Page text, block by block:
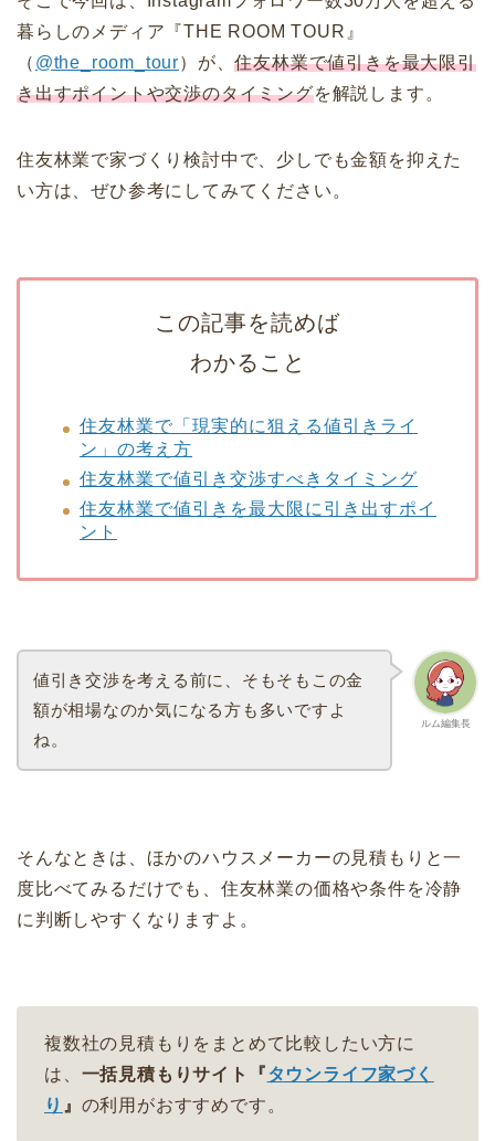
暮らしのメディア『THE ROOM TOUR』
（ @the_room_tour）が、住友林業で値引きを最大限引
き出すポイントや交渉のタイミングを解説します。
住友林業で家づくり検討中で、少しでも金額を抑えた
い方は、ぜひ参考にしてみてください。
この記事を読めば
わかること
住友林業で「現実的に狙える値引きライ
ン」の考え方
住友林業で値引き交渉すべきタイミング
住友林業で値引きを最大限に引き出すポイ
ント
ルム編集長
値引き交渉を考える前に、そもそもこの金
額が相場なのか気になる方も多いですよ
ね。
そんなときは、ほかのハウスメーカーの見積もりと一
度比べてみるだけでも、住友林業の価格や条件を冷静
に判断しやすくなりますよ。
複数社の見積もりをまとめて比較したい方に
は、 一括見積もりサイト『タウンライフ家づく
り 』 の利用がおすすめです。